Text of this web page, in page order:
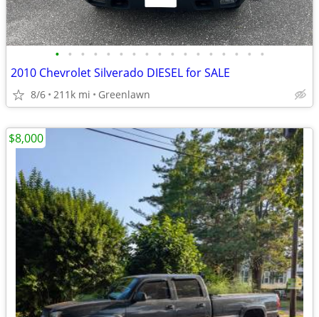
• • • • • • • • • • • • • • • • •
2010 Chevrolet Silverado DIESEL for SALE
8/6 211k mi Greenlawn
$8,000